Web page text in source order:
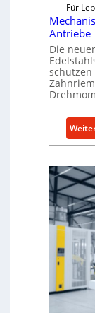
Für
Antriebe
Die